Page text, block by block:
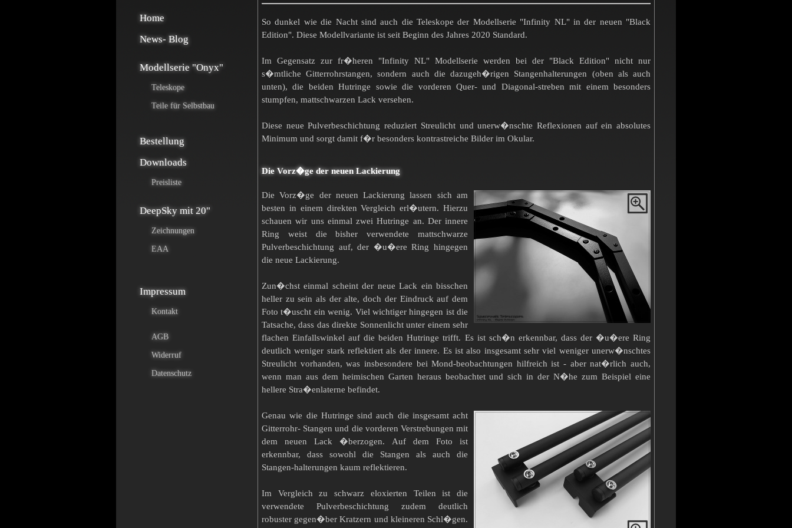
Home
News- Blog
Modellserie "Onyx"
Teleskope
Teile für Selbstbau
Bestellung
Downloads
Preisliste
DeepSky mit 20"
Zeichnungen
EAA
Impressum
Kontakt
AGB
Widerruf
Datenschutz
So dunkel wie die Nacht sind auch die Teleskope der Modellserie "Infinity NL" in der neuen "Black
Edition". Diese Modellvariante ist seit Beginn des Jahres 2020 Standard.
Im Gegensatz zur fr�heren "Infinity NL" Modellserie werden bei der "Black Edition" nicht nur
s�mtliche Gitterrohrstangen, sondern auch die dazugeh�rigen Stangenhalterungen (oben als auch
unten), die beiden Hutringe sowie die vorderen Quer- und Diagonal-streben mit einem besonders
stumpfen, mattschwarzen Lack versehen.
Diese neue Pulverbeschichtung reduziert Streulicht und unerw�nschte Reflexionen auf ein absolutes
Minimum und sorgt damit f�r besonders kontrastreiche Bilder im Okular.
Die Vorz�ge der neuen Lackierung
Die Vorz�ge der neuen Lackierung lassen sich am
besten in einem direkten Vergleich erl�utern. Hierzu
schauen wir uns einmal zwei Hutringe an. Der innere
Ring weist die bisher verwendete mattschwarze
Pulverbeschichtung auf, der �u�ere Ring hingegen
die neue Lackierung.
Zun�chst einmal scheint der neue Lack ein bisschen
heller zu sein als der alte, doch der Eindruck auf dem
Foto t�uscht ein wenig. Viel wichtiger hingegen ist die
Tatsache, dass das direkte Sonnenlicht unter einem sehr
flachen Einfallswinkel auf die beiden Hutringe trifft. Es ist sch�n erkennbar, dass der �u�ere Ring
deutlich weniger stark reflektiert als der innere. Es ist also insgesamt sehr viel weniger unerw�nschtes
Streulicht vorhanden, was insbesondere bei Mond-beobachtungen hilfreich ist - aber nat�rlich auch,
wenn man aus dem heimischen Garten heraus beobachtet und sich in der N�he zum Beispiel eine
hellere Stra�enlaterne befindet.
Genau wie die Hutringe sind auch die insgesamt acht
Gitterrohr- Stangen und die vorderen Verstrebungen mit
dem neuen Lack �berzogen. Auf dem Foto ist
erkennbar, dass sowohl die Stangen als auch die
Stangen-halterungen kaum reflektieren.
Im Vergleich zu schwarz eloxierten Teilen ist die
verwendete Pulverbeschichtung zudem deutlich
robuster gegen�ber Kratzern und kleineren Schl�gen.